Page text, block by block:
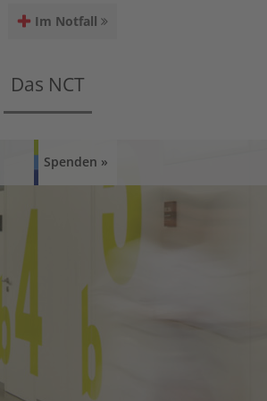
Im Notfall
Das NCT
Spenden